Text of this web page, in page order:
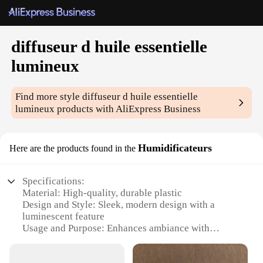
diffuseur d huile essentielle
lumineux
Find more stylediffuseur d huile essentielle
lumineux products with AliExpress Business
Here are the products found in the Humidificateurs
Specifications:
Material: High-quality, durable plastic
Design and Style: Sleek, modern design with a
luminescent feature
Usage and Purpose: Enhances ambiance with
Performance and Property: Efficient, silent